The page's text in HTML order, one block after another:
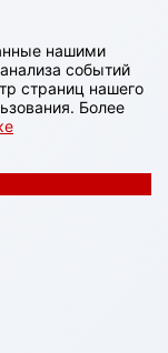
нашими
событий
страниц нашего
Более